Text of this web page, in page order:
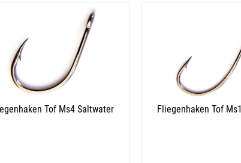
Tof Ms4 Saltwater Fliegenhaken Tof Ms1 Saltwater